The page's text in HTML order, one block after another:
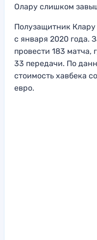
Олару слишком
Полузащитник
с января 2020 года.
провести 183 матча,
33 передачи. По
стоимость хавбека
евро.